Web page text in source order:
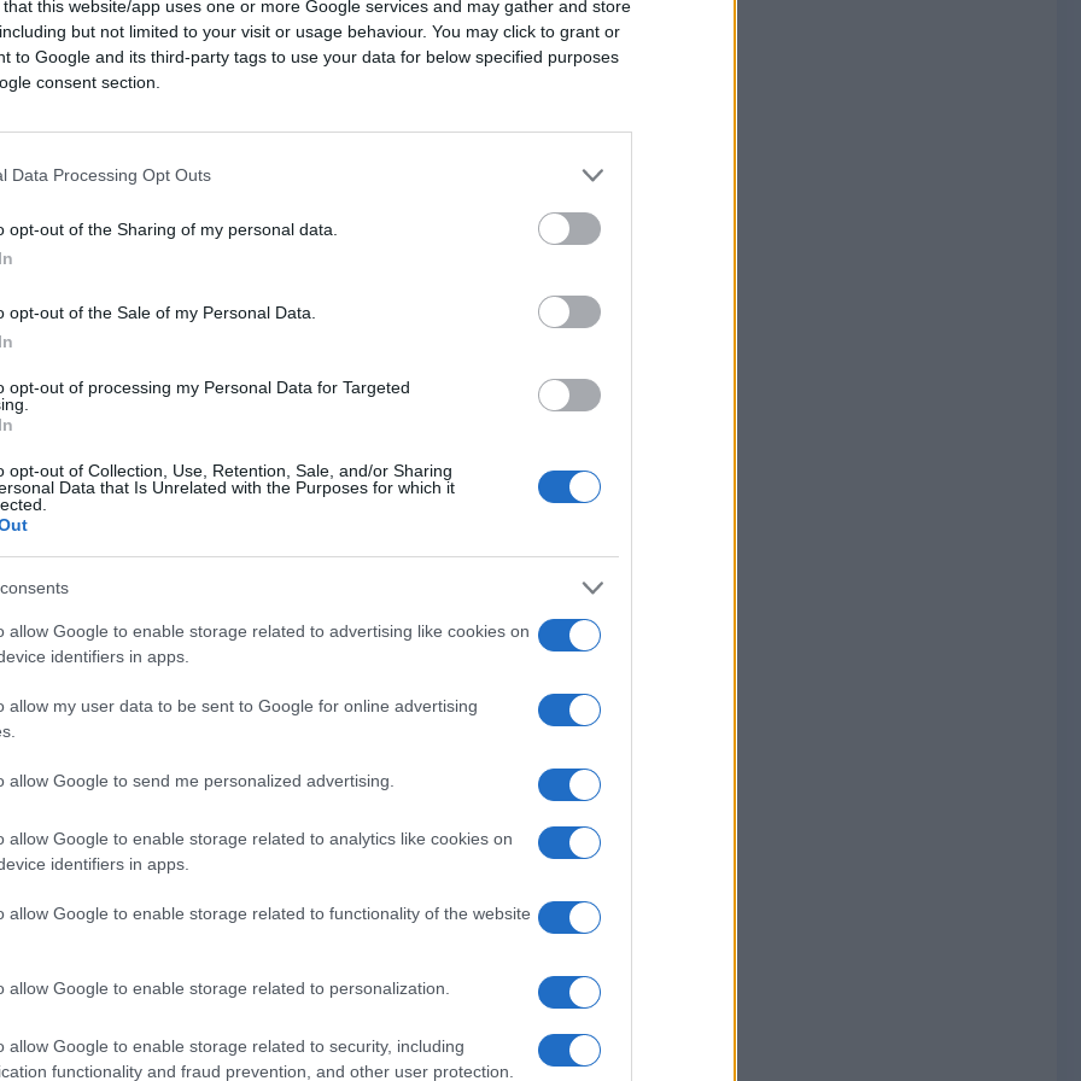
that this website/app uses one or more Google services and may gather and store
but not limited to your visit or usage behaviour. You may click to grant or
to Google and its third-party tags to use your data for below specified purposes
consent section.
Data Processing Opt Outs
opt-out of the Sharing of my personal data.
opt-out of the Sale of my Personal Data.
opt-out of processing my Personal Data for Targeted
opt-out of Collection, Use, Retention, Sale, and/or Sharing
Data that Is Unrelated with the Purposes for which it
allow Google to enable storage related to advertising like cookies on
identifiers in apps.
allow my user data to be sent to Google for online advertising
allow Google to send me personalized advertising.
allow Google to enable storage related to analytics like cookies on
identifiers in apps.
allow Google to enable storage related to functionality of the website
allow Google to enable storage related to personalization.
allow Google to enable storage related to security, including
functionality and fraud prevention, and other user protection.
scrive in un’epoca in cui la libertà
una narrazione civile più che militare, e
il valore della responsabilità
rispetto delle leggi. Egli
. E lo fa senza cinismo, ma con la
e proclama la fine della monarchia,
un principio decisivo:
i poteri si bilanciano, il Senato
publicaè fragile ma più equa. Essa non si
di equilibri
urbis ex commentariis Ser. Tulli creati
(“Furono allora eletti due consoli nei
le disposizioni di
alternanza e condivisione del potere
impongono tributi ai popoli
la vita dei cittadiniche fingono di
che una casa costruita trent’anni
termico, che un proprietario non può